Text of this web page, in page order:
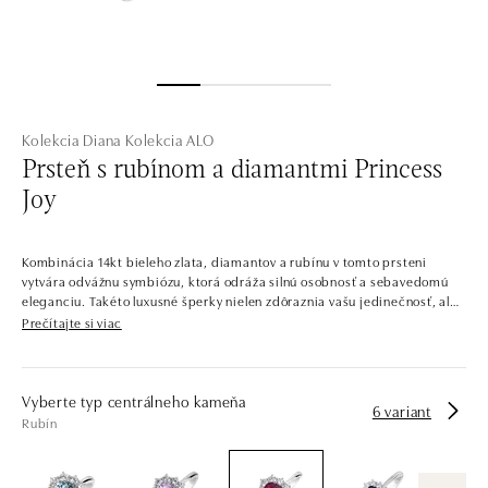
Kolekcia Diana Kolekcia ALO
Prsteň s rubínom a diamantmi Princess
Joy
Kombinácia 14kt bieleho zlata, diamantov a rubínu v tomto prsteni
vytvára odvážnu symbiózu, ktorá odráža silnú osobnosť a sebavedomú
eleganciu. Takéto luxusné šperky nielen zdôraznia vašu jedinečnosť, ale
prinesú do vášho života aj jedinečný nádych exkluzivity a rafinovanosti,
popretkávaná výraznými centrálnymi kameňmi s lesklým diamantovým
lemom. Kontrastné farby drahých kameňov v kombinácii so starostlivo
Prečítajte si viac
Vyberte typ centrálneho kameňa
Rubín
6 variant